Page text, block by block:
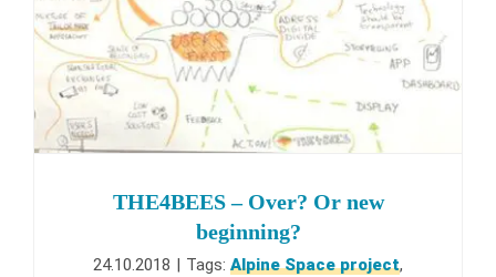
THE4BEES – Over? Or new
beginning?
24.10.2018 Tags: Alpine Space project,